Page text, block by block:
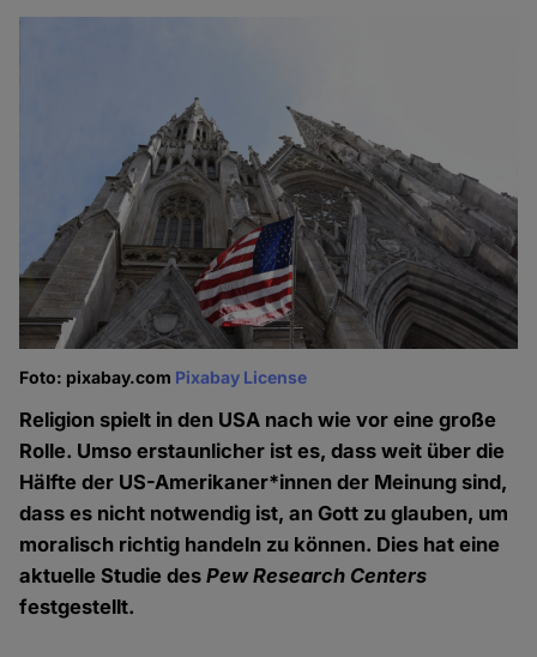
Foto: pixabay.com Pixabay License
Religion spielt in den USA nach wie vor eine große
Rolle. Umso erstaunlicher ist es, dass weit über die
Hälfte der US-Amerikaner*innen der Meinung sind,
dass es nicht notwendig ist, an Gott zu glauben, um
moralisch richtig handeln zu können. Dies hat eine
aktuelle Studie desPew Research Centers
festgestellt.